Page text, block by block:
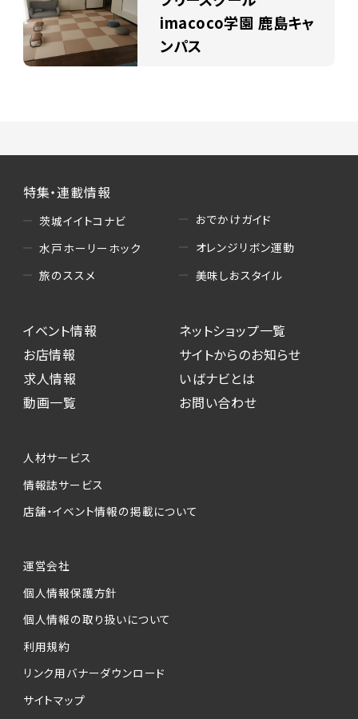
imacoco学園 鹿島キャ
ンパス
特集・連載情報
茨城イイトコナビ
水戸ホーリーホック
旅のススメ
おでかけガイド
オレンジリボン運動
美味しおスタイル
イベント情報
お店情報
求人情報
動画一覧
ネットショップ一覧
サイトからのお知らせ
いばナビとは
お問い合わせ
人材サービス
情報誌サービス
店舗・イベント情報の掲載について
運営会社
個人情報保護方針
個人情報の取り扱いについて
利用規約
リンク用バナーダウンロード
サイトマップ